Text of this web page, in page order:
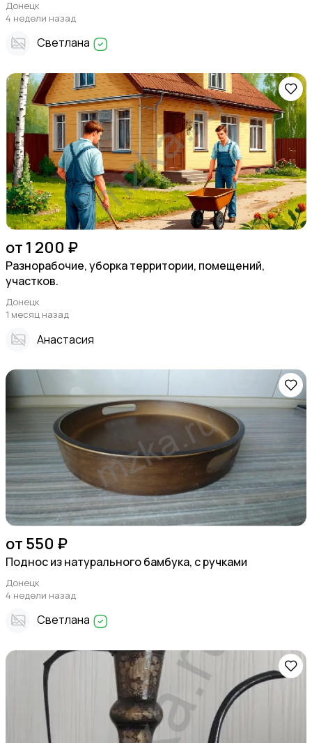
Донецк
4 недели назад
Светлана
от 1 200 ₽
Разнорабочие, уборка территории, помещений,
участков.
Донецк
1 месяц назад
Анастасия
от 550 ₽
Поднос из натурального бамбука, с ручками
Донецк
4 недели назад
Светлана